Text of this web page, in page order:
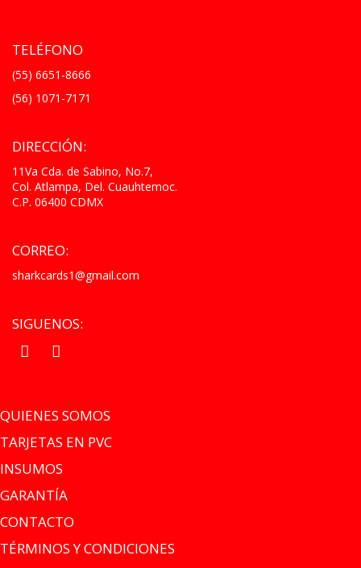
TELÉFONO
(55) 6651-8666
(56) 1071-7171
DIRECCIÓN:
11Va Cda. de Sabino, No.7,
Col. Atlampa, Del. Cuauhtemoc.
C.P. 06400 CDMX
CORREO:
sharkcards1@gmail.com
SIGUENOS:
QUIENES SOMOS
TARJETAS EN PVC
INSUMOS
GARANTÍA
CONTACTO
TÉRMINOS Y CONDICIONES